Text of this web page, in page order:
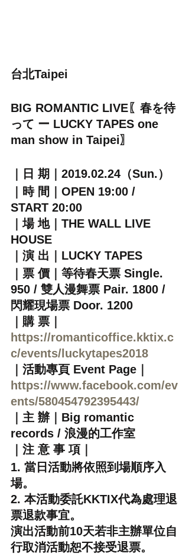
台北Taipei
BIG ROMANTIC LIVE〖春を待
って ー LUCKY TAPES one
man show in Taipei〗
｜日 期｜2019.02.24（Sun.）
｜時 間｜OPEN 19:00 /
START 20:00
｜場 地｜THE WALL LIVE
HOUSE
｜演 出｜LUCKY TAPES
｜票 價｜等待春天票 Single.
950 / 雙人漫舞票 Pair. 1800 /
閃耀現場票 Door. 1200
｜購 票｜
https://romanticoffice.kktix.c
c/events/luckytapes2018
｜活動專頁 Event Page｜
https://www.facebook.com/ev
ents/580454792395443/
｜主 辦｜Big romantic
records / 浪漫的工作室
｜注 意 事 項｜
1. 當日活動將依照到場順序入
場。
2. 本活動委託KKTIX代為處理退
票退款事宜。
演出活動前10天若非主辦單位自
行取消活動恕不接受退票。